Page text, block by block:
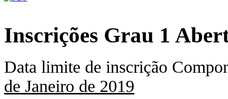
Inscrições Grau 1
Data limite de inscrição
de Janeiro de 2019